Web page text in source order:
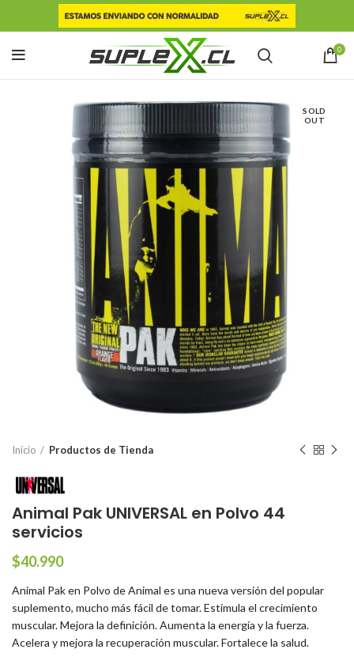
0
SOLD
OUT
Inicio Productos de Tienda
Animal Pak UNIVERSAL en Polvo 44
servicios
$40.990
Animal Pak en Polvo de Animal es una nueva versión del popular
suplemento, mucho más fácil de tomar. Estimula el crecimiento
muscular. Mejora la definición. Aumenta la energía y la fuerza.
Acelera y mejora la recuperación muscular. Fortalece la salud.